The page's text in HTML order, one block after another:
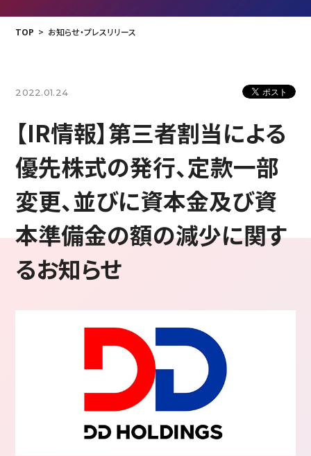
TOP お知らせ・プレスリリース
2022.01.24
【IR情報】第三者割当による
優先株式の発行、定款一部
変更、並びに資本金及び資
本準備金の額の減少に関す
るお知らせ